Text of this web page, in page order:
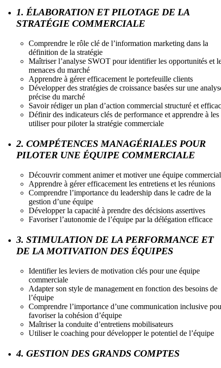
1. ÉLABORATION ET PILOTAGE DE LA
STRATÉGIE COMMERCIALE
Comprendre le rôle clé de l’information marketing dans la
définition de la stratégie
Maîtriser l’analyse SWOT pour identifier les opportunités et
menaces du marché
Apprendre à gérer efficacement le portefeuille clients
Développer des stratégies de croissance basées sur une
précise du marché
Savoir rédiger un plan d’action commercial structuré et
Définir des indicateurs clés de performance et apprendre à les
utiliser pour piloter la stratégie commerciale
2. COMPÉTENCES MANAGÉRIALES POUR
PILOTER UNE ÉQUIPE COMMERCIALE
Découvrir comment animer et motiver une équipe
Apprendre à gérer efficacement les entretiens et les réunions
Comprendre l’importance du leadership dans le cadre de la
gestion d’une équipe
Développer la capacité à prendre des décisions assertives
Favoriser l’autonomie de l’équipe par la délégation efficace
3. STIMULATION DE LA PERFORMANCE ET
DE LA MOTIVATION DES ÉQUIPES
Identifier les leviers de motivation clés pour une équipe
commerciale
Adapter son style de management en fonction des besoins de
l’équipe
Comprendre l’importance d’une communication inclusive
favoriser la cohésion d’équipe
Maîtriser la conduite d’entretiens mobilisateurs
Utiliser le coaching pour développer le potentiel de l’équipe
4. GESTION DES GRANDS COMPTES